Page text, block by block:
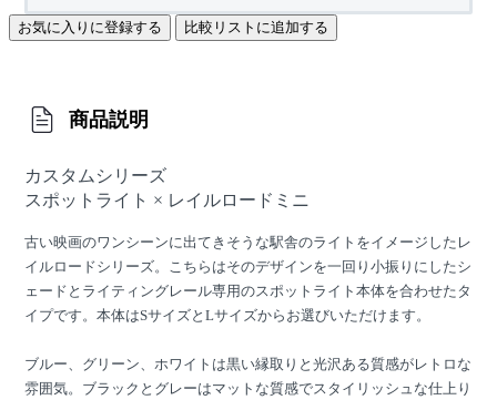
お気に入りに登録する 比較リストに追加する
商品説明
カスタムシリーズ
スポットライト × レイルロードミニ
古い映画のワンシーンに出てきそうな駅舎のライトをイメージしたレ
イルロードシリーズ。こちらはそのデザインを一回り小振りにしたシ
ェードとライティングレール専用のスポットライト本体を合わせたタ
イプです。本体はSサイズとLサイズからお選びいただけます。
ブルー、グリーン、ホワイトは黒い縁取りと光沢ある質感がレトロな
雰囲気。ブラックとグレーはマットな質感でスタイリッシュな仕上り